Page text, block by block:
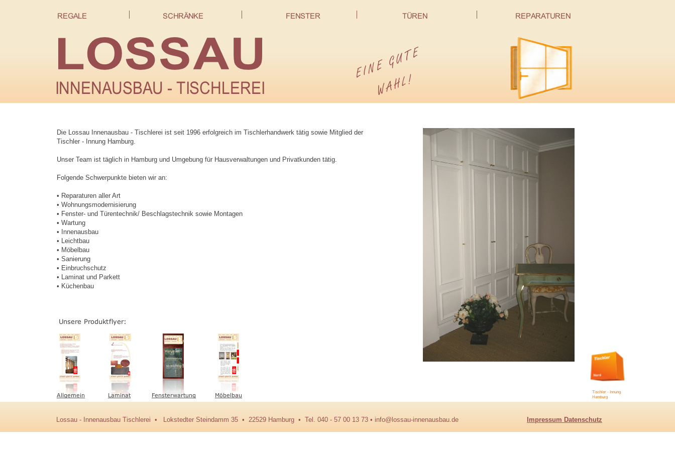
Die Lossau Innenausbau - Tischlerei ist seit 1996 erfolgreich im Tischlerhandwerk tätig sowie Mitglied der
Tischler - Innung Hamburg.
Unser Team ist täglich in Hamburg und Umgebung für Hausverwaltungen und Privatkunden tätig.
Folgende Schwerpunkte bieten wir an:
• Reparaturen aller Art
• Wohnungsmodernisierung
• Fenster- und Türentechnik/ Beschlagstechnik sowie Montagen
• Wartung
• Innenausbau
• Leichtbau
• Möbelbau
• Sanierung
• Einbruchschutz
• Laminat und Parkett
• Küchenbau
• Jobangebot
Lossau - Innenausbau Tischlerei • Lokstedter Steindamm 35 • 22529 Hamburg • Tel. 040 - 57 00 13 73 • info@lossau-innenausbau.de Impressum Datenschutz